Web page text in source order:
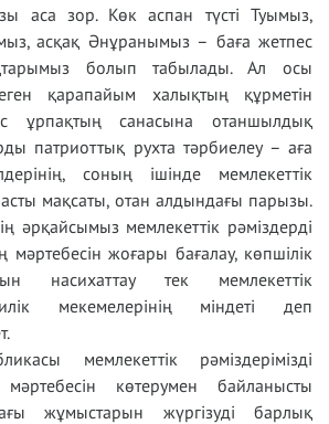
аса зор. Көк аспан түсті Туымыз,
асқақ Әнұранымыз – баға жетпес
болып табылады. Ал осы
қарапайым халықтың құрметін
ұрпақтың санасына отаншылдық
патриоттық рухта тәрбиелеу – аға
соның ішінде мемлекеттік
мақсаты, отан алдындағы парызы.
әрқайсымыз мемлекеттік рәміздерді
мәртебесін жоғары бағалау, көпшілік
насихаттау тек мемлекеттік
мекемелерінің міндеті деп
мемлекеттік рәміздерімізді
көтерумен байланысты
жұмыстарын жүргізуді барлық